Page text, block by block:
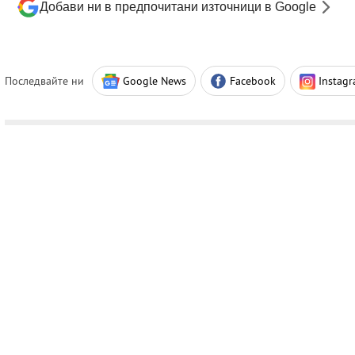
Добави ни в предпочитани източници в Google
Последвайте ни Google News Facebook